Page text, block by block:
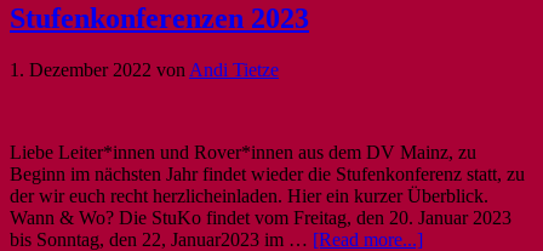
Stufenkonferenzen 2023
1. Dezember 2022 von Andi Tietze
Liebe Leiter*innen und Rover*innen aus dem DV Mainz, zu
Beginn im nächsten Jahr findet wieder die Stufenkonferenz statt, zu
der wir euch recht herzlicheinladen. Hier ein kurzer Überblick.
Wann & Wo? Die StuKo findet vom Freitag, den 20. Januar 2023
bis Sonntag, den 22, Januar2023 im … [Read more...]